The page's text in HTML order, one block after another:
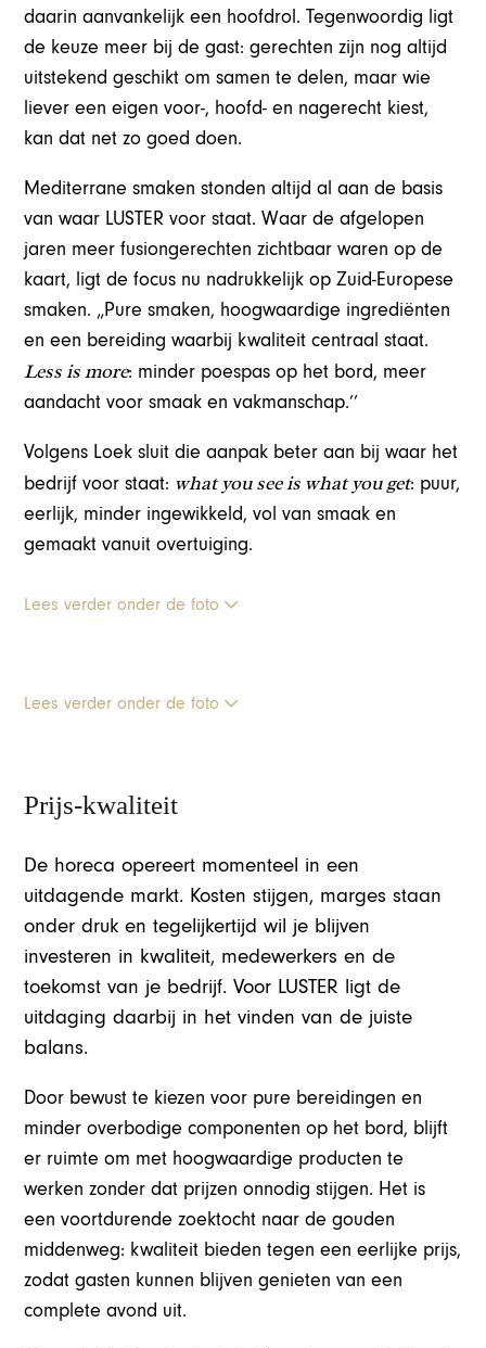
daarin aanvankelijk een hoofdrol. Tegenwoordig ligt
de keuze meer bij de gast: gerechten zijn nog altijd
uitstekend geschikt om samen te delen, maar wie
liever een eigen voor-, hoofd- en nagerecht kiest,
kan dat net zo goed doen.
Mediterrane smaken stonden altijd al aan de basis
van waar LUSTER voor staat. Waar de afgelopen
jaren meer fusiongerechten zichtbaar waren op de
kaart, ligt de focus nu nadrukkelijk op Zuid-Europese
smaken. „Pure smaken, hoogwaardige ingrediënten
en een bereiding waarbij kwaliteit centraal staat.
Less is more: minder poespas op het bord, meer
aandacht voor smaak en vakmanschap.’’
Volgens Loek sluit die aanpak beter aan bij waar het
bedrijf voor staat: what you see is what you get: puur,
eerlijk, minder ingewikkeld, vol van smaak en
gemaakt vanuit overtuiging.
Lees verder onder de foto
Lees verder onder de foto
Prijs-kwaliteit
De horeca opereert momenteel in een
uitdagende markt. Kosten stijgen, marges staan
onder druk en tegelijkertijd wil je blijven
investeren in kwaliteit, medewerkers en de
toekomst van je bedrijf. Voor LUSTER ligt de
uitdaging daarbij in het vinden van de juiste
balans.
Door bewust te kiezen voor pure bereidingen en
minder overbodige componenten op het bord, blijft
er ruimte om met hoogwaardige producten te
werken zonder dat prijzen onnodig stijgen. Het is
een voortdurende zoektocht naar de gouden
middenweg: kwaliteit bieden tegen een eerlijke prijs,
zodat gasten kunnen blijven genieten van een
complete avond uit.